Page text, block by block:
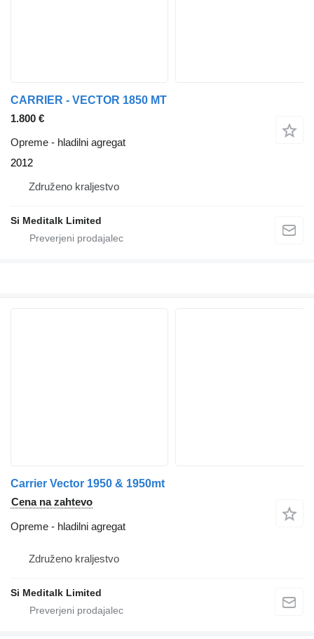
CARRIER - VECTOR 1850 MT
1.800 €
Opreme - hladilni agregat
2012
Združeno kraljestvo
Si Meditalk Limited
Carrier Vector 1950 & 1950mt
Cena na zahtevo
Opreme - hladilni agregat
Združeno kraljestvo
Si Meditalk Limited